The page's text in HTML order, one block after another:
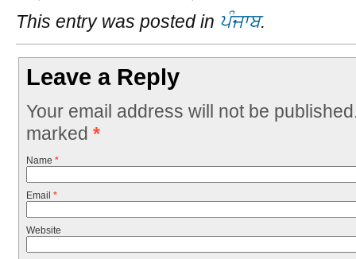
This entry was posted in ਪੰਜਾਬ.
Leave a Reply
Your email address will not be
marked *
Name *
Email *
Website